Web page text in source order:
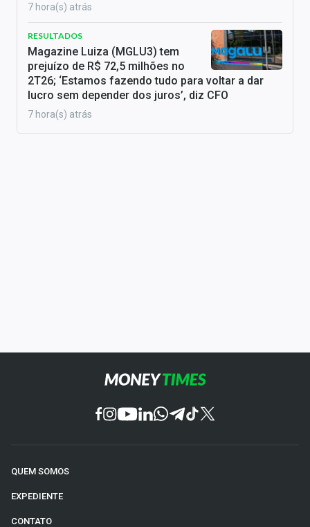
7 hora(s) atrás
RESULTADOS
Magazine Luiza (MGLU3) tem
prejuízo de R$ 72,5 milhões no
2T26; ‘Estamos fazendo tudo para voltar a dar
lucro sem depender dos juros’, diz CFO
7 hora(s) atrás
QUEM SOMOS
EXPEDIENTE
CONTATO